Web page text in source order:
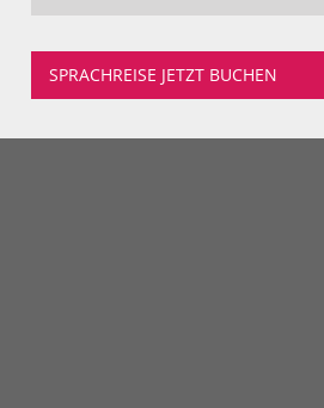
SPRACHREISE JETZT BUCHEN